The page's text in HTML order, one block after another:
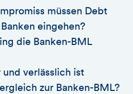
müssen Debt
eingehen?
die Banken-BML
verlässlich ist
zur Banken-BML?